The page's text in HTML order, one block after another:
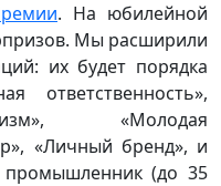
. На юбилейной
Мы расширили
их будет порядка
ответственность»,
«Молодая
«Личный бренд», и
(до 35